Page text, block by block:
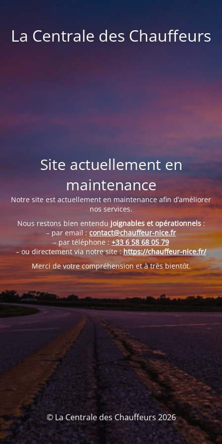
La Centrale des Chauffeurs
Site actuellement en
maintenance
Notre site est actuellement en maintenance afin d’améliorer
nos services.
Nous restons bien entendu joignables et opérationnels:
– par email :contact@chauffeur-nice.fr
– par téléphone : +33 6 58 68 05 79
– ou directement via notre site :https://chauffeur-nice.fr/
Merci de votre compréhension et à très bientôt.
© La Centrale des Chauffeurs 2026